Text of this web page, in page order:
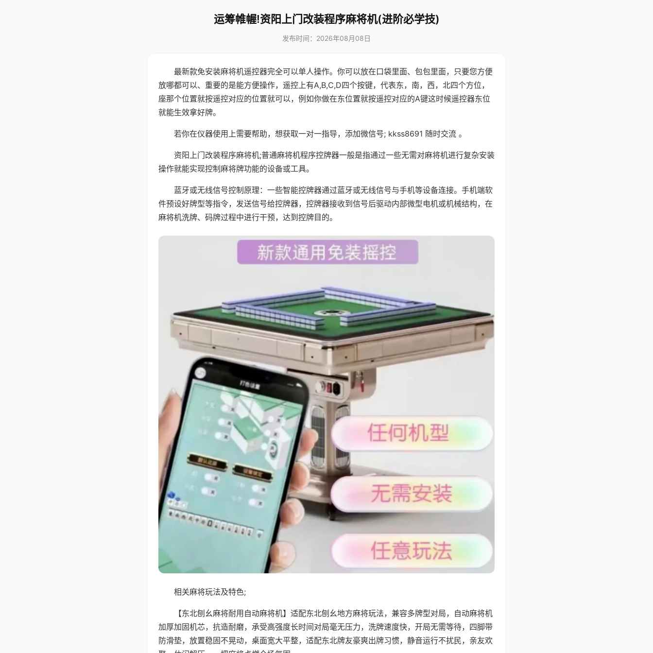
运筹帷幄!资阳上门改装程序麻将机(进阶必学技)
发布时间：2026年08月08日
最新款免安装麻将机遥控器完全可以单人操作。你可以放在口袋里面、包包里面，只要您方便
放哪都可以、重要的是能方便操作，遥控上有A,B,C,D四个按键，代表东，南，西，北四个方位，
座那个位置就按遥控对应的位置就可以，例如你做在东位置就按遥控对应的A键这时候遥控器东位
就能生效拿好牌。
若你在仪器使用上需要帮助，想获取一对一指导，添加微信号; kkss8691 随时交流 。
资阳上门改装程序麻将机;普通麻将机程序控牌器一般是指通过一些无需对麻将机进行复杂安装
操作就能实现控制麻将牌功能的设备或工具。
蓝牙或无线信号控制原理：一些智能控牌器通过蓝牙或无线信号与手机等设备连接。手机端软
件预设好牌型等指令，发送信号给控牌器，控牌器接收到信号后驱动内部微型电机或机械结构，在
麻将机洗牌、码牌过程中进行干预，达到控牌目的。
相关麻将玩法及特色;
【东北刨幺麻将耐用自动麻将机】适配东北刨幺地方麻将玩法，兼容多牌型对局，自动麻将机
加厚加固机芯，抗造耐磨，承受高强度长时间对局毫无压力，洗牌速度快，开局无需等待，四脚带
防滑垫，放置稳固不晃动，桌面宽大平整，适配东北牌友豪爽出牌习惯，静音运行不扰民，亲友欢